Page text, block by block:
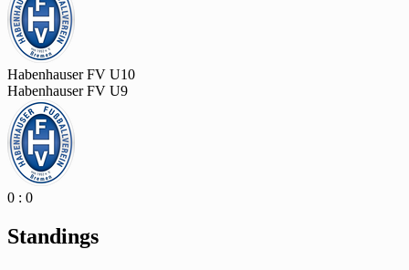
Habenhauser FV U10
Habenhauser FV U9
0 : 0
Standings